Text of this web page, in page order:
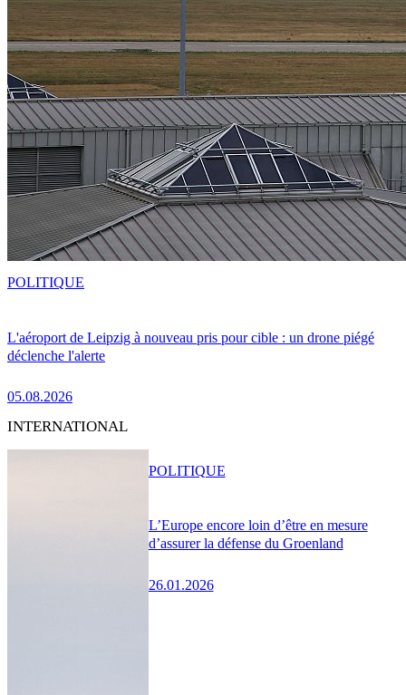
L'aéroport de Leipzig à nouveau pris pour cible : un drone piégé
déclenche l'alerte
05.08.2026
POLITIQUE
INTERNATIONAL
L’Europe encore loin d’être en mesure
d’assurer la défense du Groenland
26.01.2026
POLITIQUE